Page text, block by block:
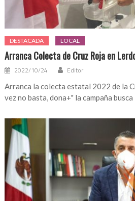
DESTACADA LOCAL
Arranca Colecta de Cruz Roja en
2022/10/24 Editor
Arranca la colecta estatal 2022 de la
vez no basta, dona+" la campaña busca